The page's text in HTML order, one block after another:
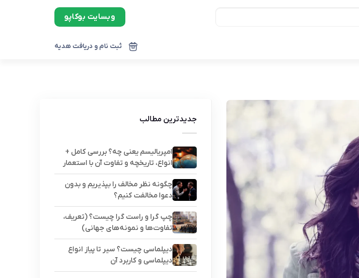
وبسایت بوکاپو
ثبت نام و دریافت هدیه
جدیدترین مطالب
امپریالیسم یعنی چه؟ بررسی کامل +
انواع، تاریخچه و تفاوت آن با استعمار
چگونه نظر مخالف را بپذیریم و بدون
دعوا مخالفت کنیم؟
چپ گرا و راست گرا چیست؟ (تعریف،
تفاوت‌ها و نمونه‌های جهانی)
دیپلماسی چیست؟ سیر تا پیاز انواع
دیپلماسی و کاربرد آن